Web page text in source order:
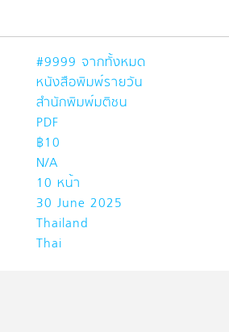
#9999 จากทั้งหมด
หนังสือพิมพ์รายวัน
สำนักพิมพ์มติชน
PDF
฿10
N/A
10 หน้า
30 June 2025
Thailand
Thai